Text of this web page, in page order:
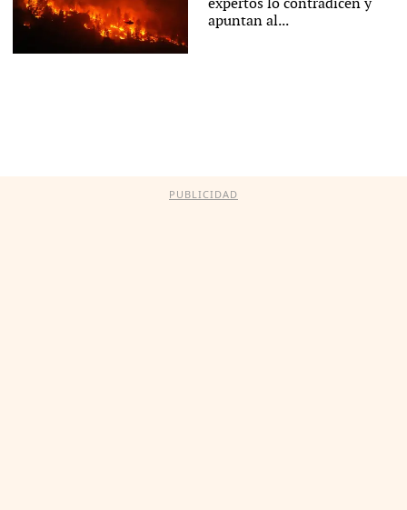
expertos lo contradicen y
apuntan al...
PUBLICIDAD